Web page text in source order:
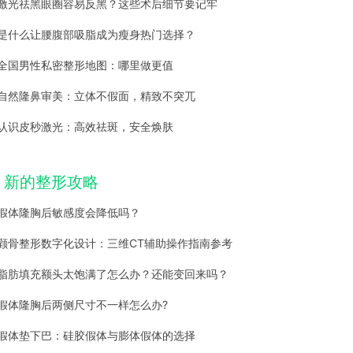
光祛黑眼圈容易反黑？这些术后细节要记牢
什么让腰腹部吸脂成为瘦身热门选择？
国男性私密整形地图：哪里做更值
然隆鼻审美：立体不假面，精致不突兀
识皮秒激光：高效祛斑，安全焕肤
新的整形攻略
体隆胸后敏感度会降低吗？
骨整形数字化设计：三维CT辅助操作指南参考
肪填充额头太饱满了怎么办？还能变回来吗？
体隆胸后两侧尺寸不一样怎么办?
体垫下巴：硅胶假体与膨体假体的选择